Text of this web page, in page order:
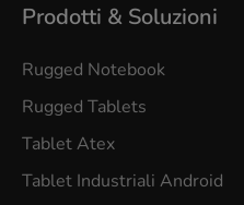
Prodotti & Soluzioni
Rugged Notebook
Rugged Tablets
Tablet Atex
Tablet Industriali Android